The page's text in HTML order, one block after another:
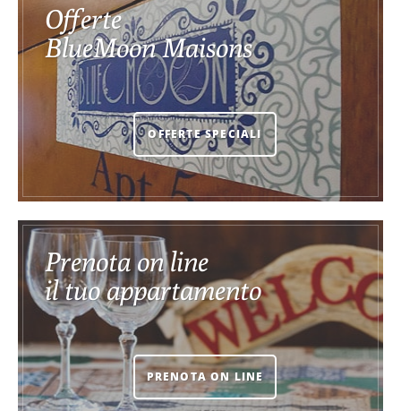
Offerte
BlueMoon Maisons
OFFERTE SPECIALI
Prenota on line
il tuo appartamento
PRENOTA ON LINE